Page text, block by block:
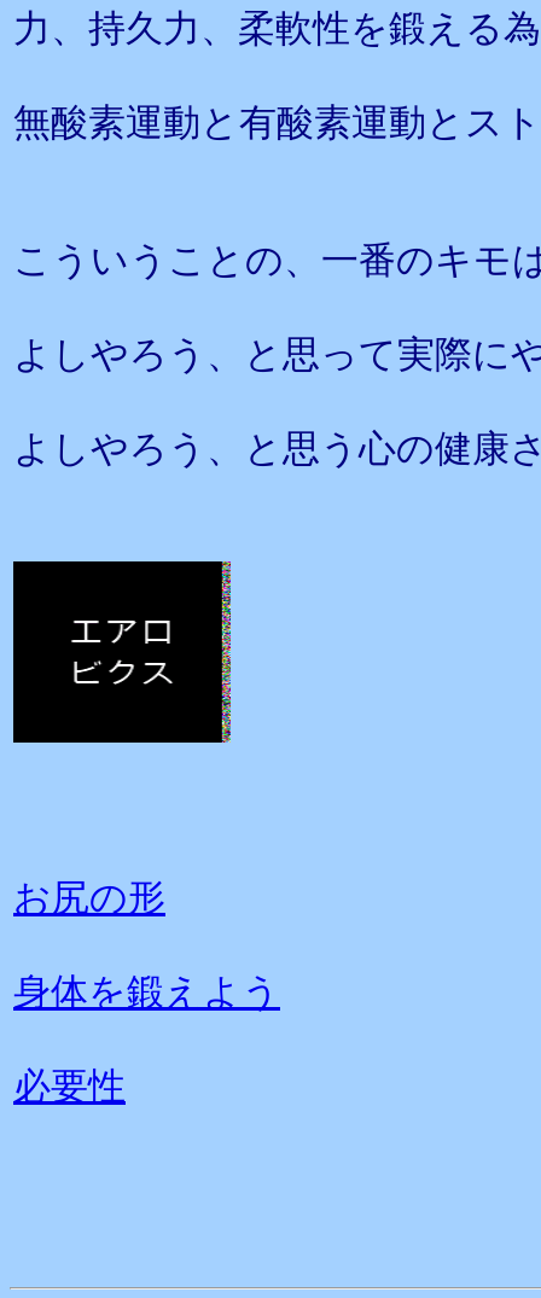
力、持久力、柔軟性を鍛える
無酸素運動と有酸素運動とス
こういうことの、一番のキモ
よしやろう、と思って実際に
よしやろう、と思う心の健康
お尻の形
身体を鍛えよう
必要性